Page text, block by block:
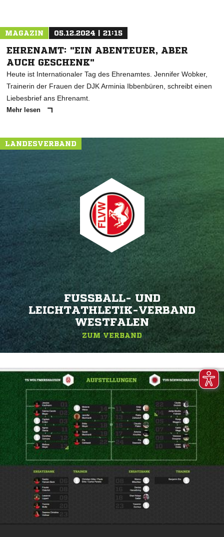
MAGAZIN 05.12.2024 | 21:15
EHRENAMT: "EIN ABENTEUER, ABER
AUCH GESCHENK"
Heute ist Internationaler Tag des Ehrenamtes. Jennifer Wobker,
Trainerin der Frauen der DJK Arminia Ibbenbüren, schreibt einen
Liebesbrief ans Ehrenamt.
Mehr lesen
LANDESVERBAND
FUSSBALL- UND L
EICHTATHLETIK-VERBAND W
ESTFALEN
ZUM VERBAND